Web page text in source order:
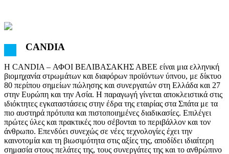
CANDIA
Η CANDIA – ΑΦΟΙ ΒΕΛΙΒΑΣΑΚΗΣ ΑΒΕΕ είναι μια ελληνική
βιομηχανία στρωμάτων και διαφόρων προϊόντων ύπνου, με δίκτυο
80 περίπου σημείων πώλησης και συνεργατών στη Ελλάδα και 27
στην Ευρώπη και την Ασία. Η παραγωγή γίνεται αποκλειστικά στις
ιδιόκτητες εγκαταστάσεις στην έδρα της εταιρίας στα Σπάτα με τα
πιο αυστηρά πρότυπα και πιστοποιημένες διαδικασίες. Επιλέγει
πρώτες ύλες και πρακτικές που σέβονται το περιβάλλον και τον
άνθρωπο. Επενδύει συνεχώς σε νέες τεχνολογίες έχει την
καινοτομία και τη βιωσιμότητα στις αξίες της, αποδίδει ιδιαίτερη
σημασία στους πελάτες της, τους συνεργάτες της και το ανθρώπινο